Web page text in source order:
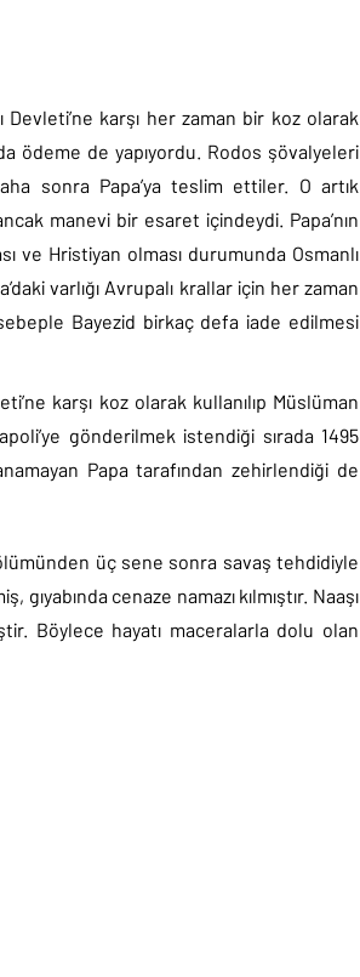
Devleti’ne karşı her zaman bir koz olarak
ödeme de yapıyordu. Rodos şövalyeleri
sonra Papa’ya teslim ettiler. O artık
manevi bir esaret içindeydi. Papa’nın
ve Hristiyan olması durumunda Osmanlı
varlığı Avrupalı krallar için her zaman
sebeple Bayezid birkaç defa iade edilmesi
karşı koz olarak kullanılıp Müslüman
gönderilmek istendiği sırada 1495
Papa tarafından zehirlendiği de
üç sene sonra savaş tehdidiyle
cenaze namazı kılmıştır. Naaşı
Böylece hayatı maceralarla dolu olan